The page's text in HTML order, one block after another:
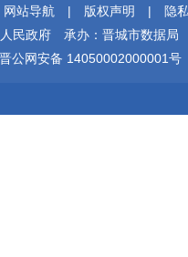
网站导航 | 版权声明 |
隐
民政府
承办：晋城市数据局
晋公网安备 14050002000001号